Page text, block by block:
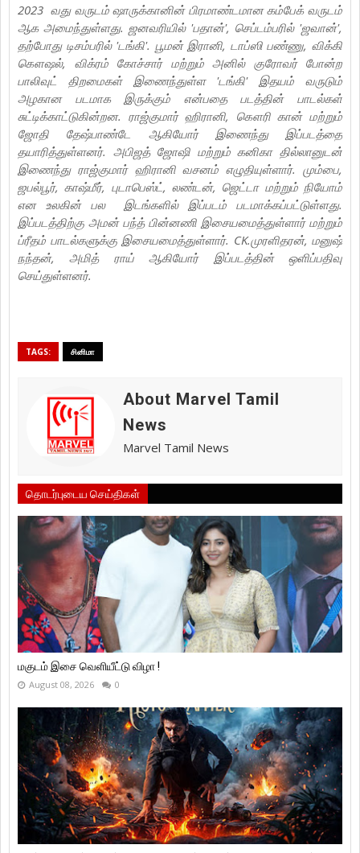
2023 வது வருடம் ஷாருக்கானின் பிரமாண்டமான கம்பேக் வருடம்
ஆக அமைந்துள்ளது. ஜனவரியில் 'பதான்', செப்டம்பரில் 'ஜவான்',
தற்போது டிசம்பரில் 'டங்கி'. பூமன் இரானி, டாப்ஸி பண்ணு, விக்கி
கௌஷல், விக்ரம் கோச்சார் மற்றும் அனில் குரோவர் போன்ற
பாலிவுட் திறமைகள் இணைந்துள்ள 'டங்கி' இதயம் வருடும்
அழகான படமாக இருக்கும் என்பதை படத்தின் பாடல்கள்
சுட்டிக்காட்டுகின்றன. ராஜ்குமார் ஹிரானி, கௌரி கான் மற்றும்
ஜோதி தேஷ்பாண்டே ஆகியோர் இணைந்து இப்படத்தை
தயாரித்துள்ளனர். அபிஜத் ஜோஷி மற்றும் கனிகா தில்லானுடன்
இணைந்து ராஜ்குமார் ஹிரானி வசனம் எழுதியுள்ளார். மும்பை,
ஜபல்பூர், காஷ்மீர், புடாபெஸ்ட், லண்டன், ஜெட்டா மற்றும் நியோம்
என உலகின் பல இடங்களில் இப்படம் படமாக்கப்பட்டுள்ளது.
இப்படத்திற்கு அமன் பந்த் பின்னணி இசையமைத்துள்ளார் மற்றும்
ப்ரீதம் பாடல்களுக்கு இசையமைத்துள்ளார். CK.முரளிதரன், மனுஷ்
நந்தன், அமித் ராய் ஆகியோர் இப்படத்தின் ஒளிப்பதிவு
செய்துள்ளனர்.
TAGS: சினிமா
About Marvel Tamil
News
Marvel Tamil News
தொடர்புடைய செய்திகள்
மகுடம் இசை வெளியீட்டு விழா !
August 08, 2026 0